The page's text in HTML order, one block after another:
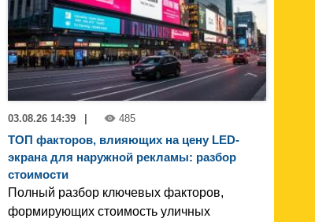
03.08.26 14:39 485
ТОП факторов, влияющих на цену LED-
экрана для наружной рекламы: разбор
стоимости
Полный разбор ключевых факторов,
формирующих стоимость уличных